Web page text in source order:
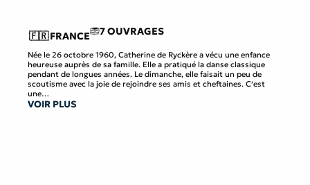
🇫🇷FRANCE 7 OUVRAGES
Née le 26 octobre 1960, Catherine de Ryckère a vécu une enfance
heureuse auprès de sa famille. Elle a pratiqué la danse classique
pendant de longues années. Le dimanche, elle faisait un peu de
scoutisme avec la joie de rejoindre ses amis et cheftaines. C’est
une
fois adulte qu’elle découvre la randonnée alpine et les sommets,
VOIR PLUS